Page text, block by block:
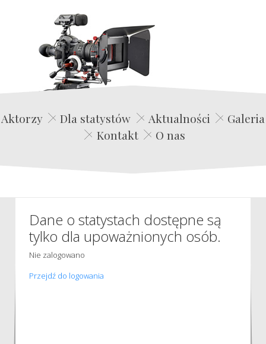
Edwin Film Agencja Aktorska
Aktorzy Dla statystów Aktualności
Galeria
Kontakt
O nas
Dane o statystach dostępne są
tylko dla upoważnionych osób.
Nie zalogowano
Przejdź do logowania